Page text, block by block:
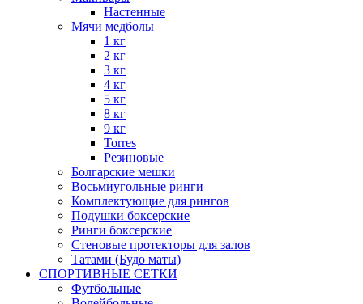
Настенные
Мячи медболы
1 кг
2 кг
3 кг
4 кг
5 кг
8 кг
9 кг
Torres
Резиновые
Болгарские мешки
Восьмиугольные ринги
Комплектующие для рингов
Подушки боксерские
Ринги боксерские
Стеновые протекторы для залов
Татами (Будо маты)
СПОРТИВНЫЕ СЕТКИ
Футбольные